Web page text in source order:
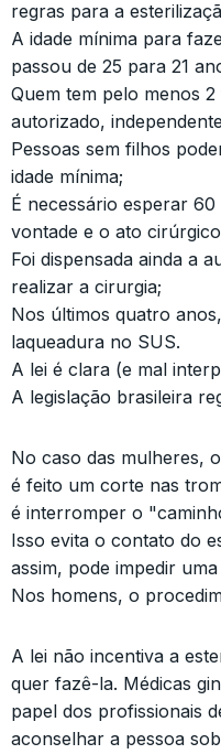
regras para a
A idade mínima para
passou de 25 para 21
Quem tem pelo menos
autorizado,
Pessoas sem filhos
idade mínima;
É necessário esperar
vontade e o ato
Foi dispensada ainda a
realizar a cirurgia;
Nos últimos quatro
laqueadura no SUS.
A lei é clara (e mal
A legislação brasileira
No caso das mulheres,
é feito um corte nas
é interromper o
Isso evita o contato do
assim, pode impedir
Nos homens, o
A lei não incentiva a
quer fazê-la. Médicas
papel dos profissionais
aconselhar a pessoa